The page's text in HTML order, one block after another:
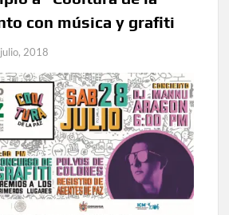
“Carlos Montemayor”
con música y grafiti
2018